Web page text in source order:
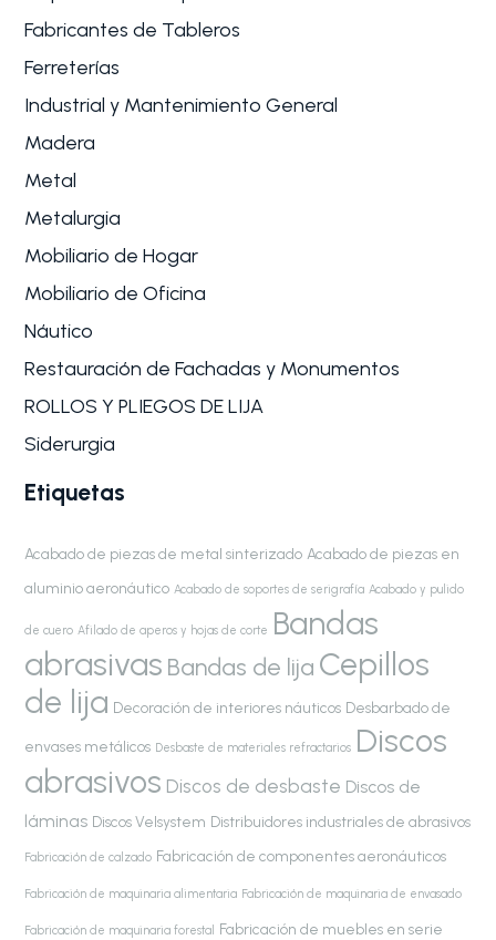
Fabricantes de Tableros
Ferreterías
Industrial y Mantenimiento General
Madera
Metal
Metalurgia
Mobiliario de Hogar
Mobiliario de Oficina
Náutico
Restauración de Fachadas y Monumentos
ROLLOS Y PLIEGOS DE LIJA
Siderurgia
Etiquetas
Acabado de piezas de metal sinterizado Acabado de piezas en
aluminio aeronáutico Acabado de soportes de serigrafía Acabado y pulido
de cuero Afilado de aperos y hojas de corte Bandas
abrasivas Bandas de lija Cepillos
de lija Decoración de interiores náuticos Desbarbado de
envases metálicos Desbaste de materiales refractarios Discos
abrasivos Discos de desbaste Discos de
láminas Discos Velsystem Distribuidores industriales de abrasivos
Fabricación de calzado Fabricación de componentes aeronáuticos
Fabricación de maquinaria alimentaria Fabricación de maquinaria de envasado
Fabricación de maquinaria forestal Fabricación de muebles en serie